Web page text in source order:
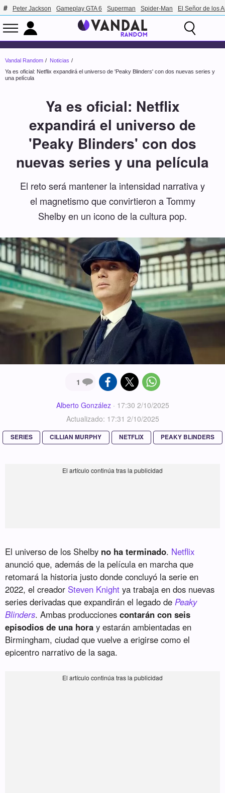
Peter Jackson Gameplay GTA 6 Superman Spider-Man El Señor de los
Vandal Random
Noticias
Ya es oficial: Netflix expandirá el universo de 'Peaky Blinders' con dos nuevas series y
una película
Ya es oficial: Netflix
expandirá el universo de
'Peaky Blinders' con dos
nuevas series y una película
El reto será mantener la intensidad narrativa y
el magnetismo que convirtieron a Tommy
Shelby en un icono de la cultura pop.
1
Alberto González· 17:30 2/10/2025
Actualizado: 17:31 2/10/2025
SERIES CILLIAN MURPHY NETFLIX PEAKY BLINDERS
El universo de los Shelby no ha terminado. Netflix
anunció que, además de la película en marcha que
retomará la historia justo donde concluyó la serie en
2022, el creador Steven Knight ya trabaja en dos nuevas
series derivadas que expandirán el legado de Peaky
Blinders. Ambas produccionescontarán con seis
episodios de una hora y estarán ambientadas en
Birmingham, ciudad que vuelve a erigirse como el
epicentro narrativo de la saga.